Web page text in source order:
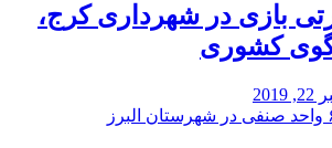
بازی در شهرداری کرج،
کشوری